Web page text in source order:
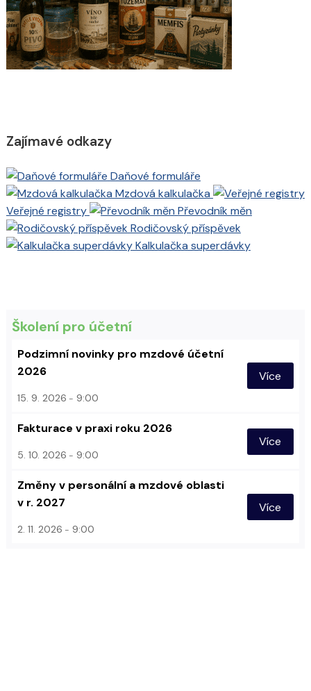
Zajímavé odkazy
Daňové formuláře
Mzdová kalkulačka
Veřejné registry
Převodník měn
Rodičovský příspěvek
Kalkulačka superdávky
Školení pro účetní
Podzimní novinky pro mzdové účetní
2026
15. 9. 2026 9:00
Více
Fakturace v praxi roku 2026
5. 10. 2026 9:00
Více
Změny v personální a mzdové oblasti
v r. 2027
2. 11. 2026 9:00
Více